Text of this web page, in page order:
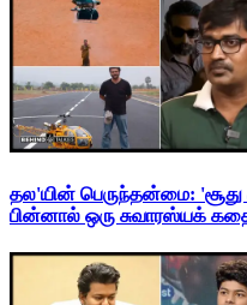
தல'யின் பெருந்தன்மை: 'சூது
பின்னால் ஒரு சுவாரஸ்யக்